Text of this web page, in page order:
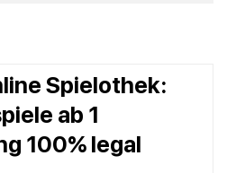
Spielothek:
ab 1
100% legal